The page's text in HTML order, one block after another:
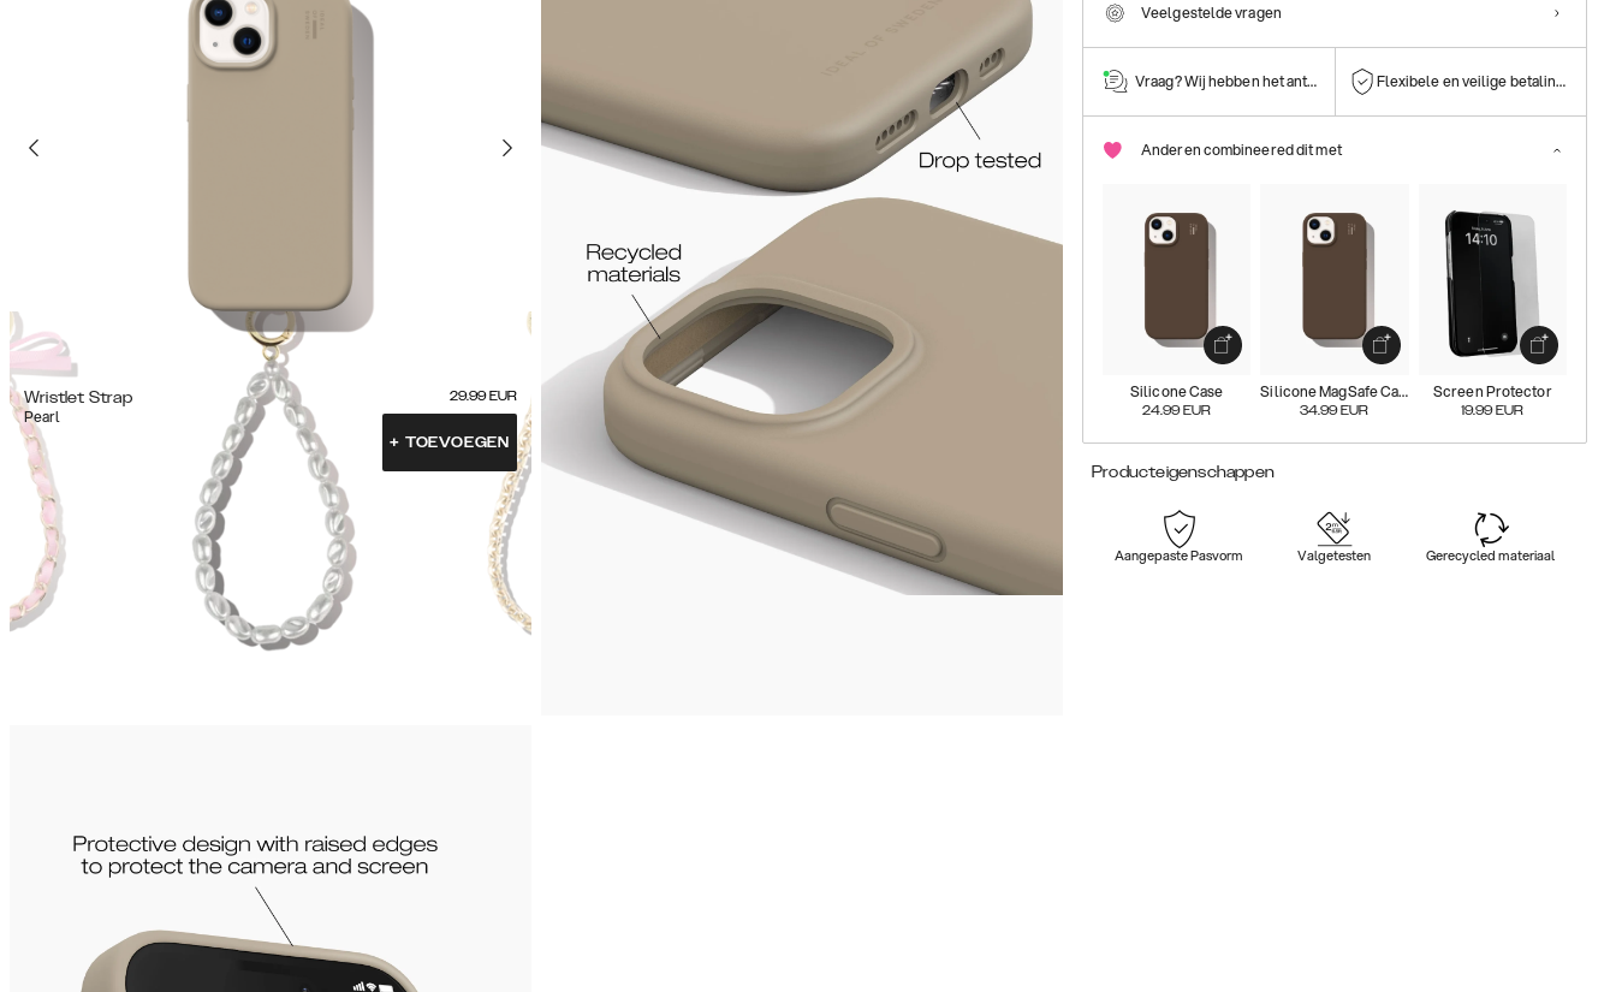
Wristlet Strap
Pearl
29.99 EUR
+ TOEVOEGEN
Veelgestelde vragen
Vraag? Wij hebben het antwoord! Flexibele en veilige betalingen
Anderen combineered dit met
Silicone Case
24.99 EUR
Silicone MagSafe Case
34.99 EUR
Screen Protector
19.99 EUR
Producteigenschappen
Aangepaste Pasvorm Valgetesten Gerecycled materiaal